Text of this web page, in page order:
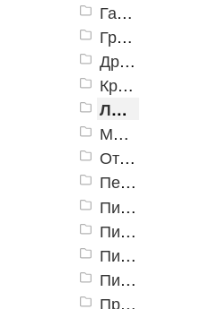
Гайковерты (электро)
Граверы
Дрели
Краскопульты электрические
Лобзики
Миксеры (электро)
Отбойные молотки
Перфораторы
Пилы сабельные
Пилы торцовочные
Пилы цепные
Пилы циркулярные
Принадлежности к электроинструменту